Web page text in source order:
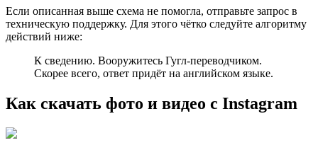
Если описанная выше схема не помогла, отправьте запрос в
техническую поддержку. Для этого чётко следуйте алгоритму
действий ниже:
К сведению. Вооружитесь Гугл-переводчиком.
Скорее всего, ответ придёт на английском языке.
Как скачать фото и видео с Instagram